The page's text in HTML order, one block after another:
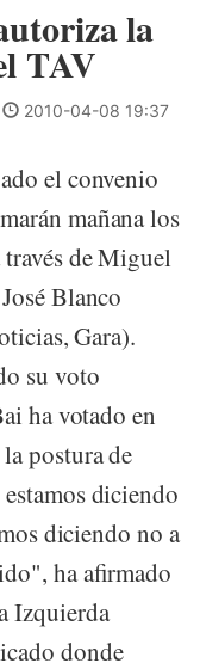
la
TAV
2010-04-08 19:37
el convenio
mañana los
de Miguel
Blanco
Gara).
su voto
ha votado en
postura de
diciendo
diciendo no a
ha afirmado
Izquierda
donde